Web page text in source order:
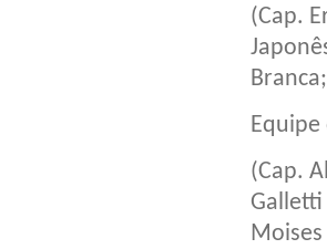
(Cap.
(Cap.
Galletti